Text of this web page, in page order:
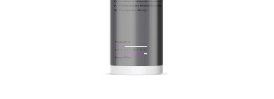
+421 918 725 111
Sledovanie zásielky